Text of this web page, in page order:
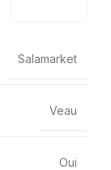
Salamarket
Veau
Oui